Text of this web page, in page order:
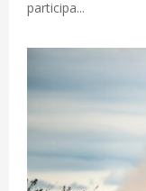
participa...